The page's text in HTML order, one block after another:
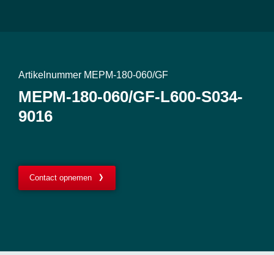
Artikelnummer MEPM-180-060/GF
MEPM-180-060/GF-L600-S034-
9016
Contact opnemen